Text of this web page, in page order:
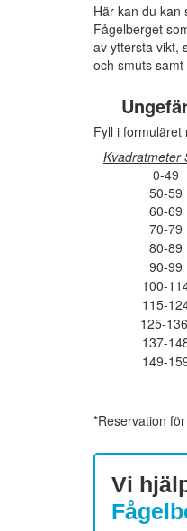
Här kan du kan
Fågelberget
av yttersta vikt,
och smuts
Fyll i formuläret
Kvadratmeter
0-49
50-59
60-69
70-79
80-89
90-99
100-
115-
125-136
137-
149-
*Reservation
Vi